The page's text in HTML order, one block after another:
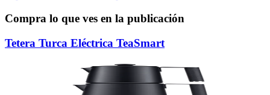
Compra lo que ves en la publicación
Tetera Turca Eléctrica TeaSmart